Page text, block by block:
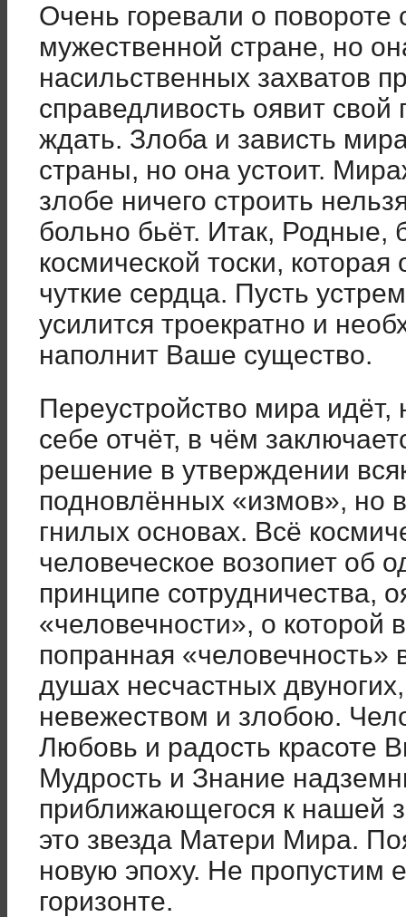
Очень горевали о
мужественной стране, но
насильственных захватов
справедливость оявит свой
ждать. Злоба и зависть
страны, но она устоит.
злобе ничего строить
больно бьёт. Итак,
космической тоски,
чуткие сердца. Пусть
усилится троекратно и
наполнит Ваше существо.
Переустройство мира
себе отчёт, в чём
решение в утверждении
подновлённых «измов», но
гнилых основах. Всё
человеческое возопиет об
принципе сотрудничества,
«человечности», о
попранная «человечность»
душах несчастных
невежеством и злобою.
Любовь и радость красоте
Мудрость и Знание
приближающегося к нашей
это звезда Матери Мира.
новую эпоху. Не пропустим
горизонте.